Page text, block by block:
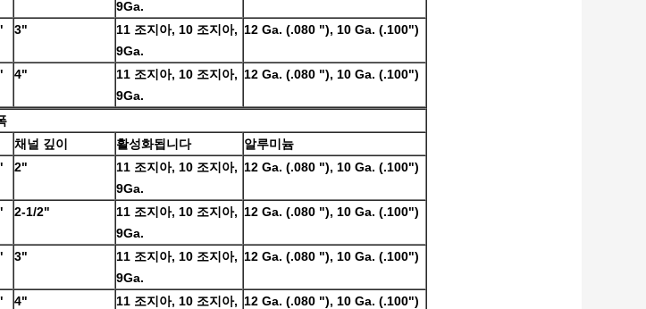
9Ga.
3"
11 조지아, 10 조지아,
9Ga.
12 Ga. (.080 "), 10 Ga. (.100")
4"
11 조지아, 10 조지아,
9Ga.
12 Ga. (.080 "), 10 Ga. (.100")
채널 깊이 활성화됩니다
알루미늄
2"
11 조지아, 10 조지아,
9Ga.
12 Ga. (.080 "), 10 Ga. (.100")
2-1/2"
11 조지아, 10 조지아,
9Ga.
12 Ga. (.080 "), 10 Ga. (.100")
3"
11 조지아, 10 조지아,
9Ga.
12 Ga. (.080 "), 10 Ga. (.100")
4"
11 조지아, 10 조지아, 12 Ga. (.080 "), 10 Ga. (.100")